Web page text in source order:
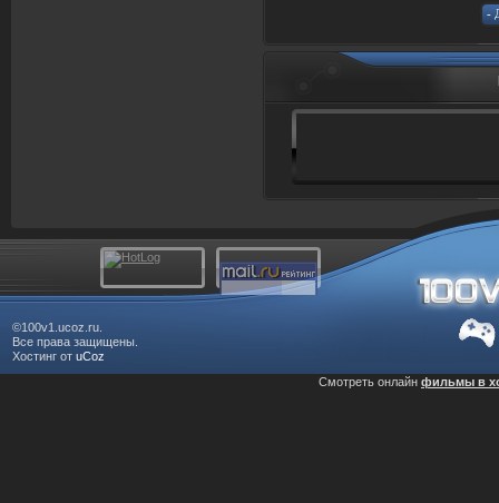
©100v1.ucoz.ru.
Все права защищены.
Хостинг от uCoz
Смотреть онлайн фильмы в